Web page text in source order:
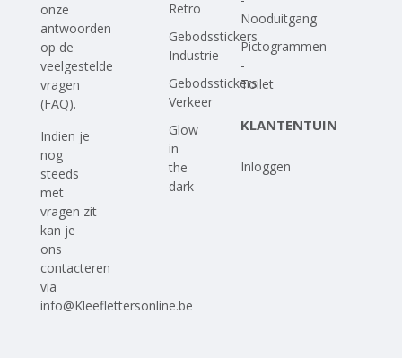
onze
antwoorden
op de
veelgestelde
vragen
(FAQ).
Indien je
nog
steeds
met
vragen zit
kan je
ons
contacteren
via
info@Kleeflettersonline.be
Retro
Gebodsstickers
Industrie
Gebodsstickers
Verkeer
Glow
in
the
dark
Nooduitgang
Pictogrammen
-
Toilet
KLANTENTUIN
Inloggen